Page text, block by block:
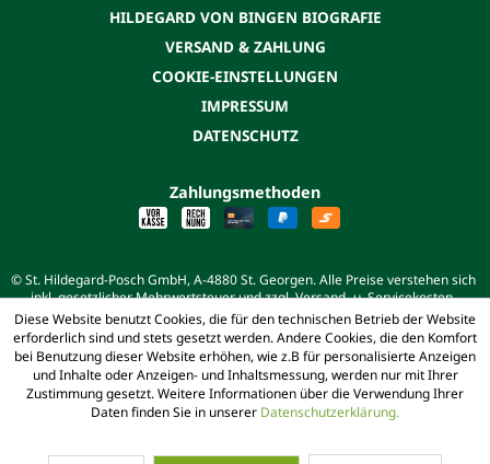
HILDEGARD VON BINGEN BIOGRAFIE
VERSAND & ZAHLUNG
COOKIE-EINSTELLUNGEN
IMPRESSUM
DATENSCHUTZ
Zahlungsmethoden
© St. Hildegard-Posch GmbH, A-4880 St. Georgen. Alle Preise verstehen sich
inkl. gesetzlicher Mehrwertsteuer und zzgl. Versand- u. Servicekosten.
Diese Website benutzt Cookies, die für den technischen Betrieb der Website
erforderlich sind und stets gesetzt werden. Andere Cookies, die den Komfort
bei Benutzung dieser Website erhöhen, wie z.B für personalisierte Anzeigen
und Inhalte oder Anzeigen- und Inhaltsmessung, werden nur mit Ihrer
Zustimmung gesetzt. Weitere Informationen über die Verwendung Ihrer
Daten finden Sie in unserer Datenschutzerklärung.